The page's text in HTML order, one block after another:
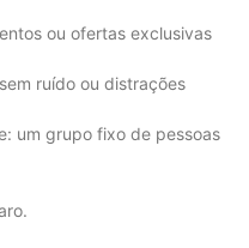
ou ofertas exclusivas
ruído ou distrações
um grupo fixo de pessoas